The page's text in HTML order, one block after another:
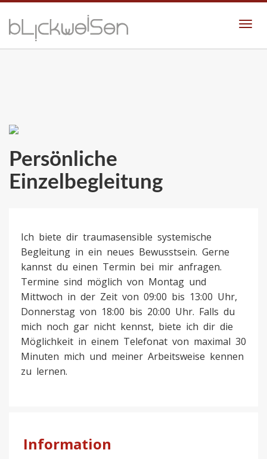
Persönliche
Einzelbegleitung
Ich biete dir traumasensible systemische
Begleitung in ein neues Bewusstsein. Gerne
kannst du einen Termin bei mir anfragen.
Termine sind möglich von Montag und
Mittwoch in der Zeit von 09:00 bis 13:00 Uhr,
Donnerstag von 18:00 bis 20:00 Uhr. Falls du
mich noch gar nicht kennst, biete ich dir die
Möglichkeit in einem Telefonat von maximal 30
Minuten mich und meiner Arbeitsweise kennen
zu lernen.
Information